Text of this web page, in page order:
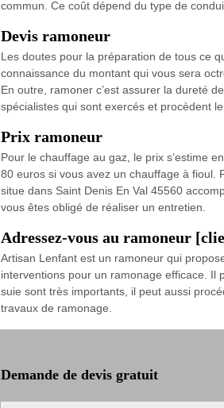
commun. Ce coût dépend du type de
Devis ramoneur
Les doutes pour la préparation de tous ce
connaissance du montant qui vous sera
En outre, ramoner c’est assurer la dureté
spécialistes qui sont exercés et procèdent
Prix ramoneur
Pour le chauffage au gaz, le prix s’estime
80 euros si vous avez un chauffage à fioul.
situe dans Saint Denis En Val 45560
vous êtes obligé de réaliser un entretien.
Adressez-vous au ramoneur
Artisan Lenfant est un ramoneur qui
interventions pour un ramonage efficace. Il
suie sont très importants, il peut aussi
travaux de ramonage.
Demande de devis gratuit